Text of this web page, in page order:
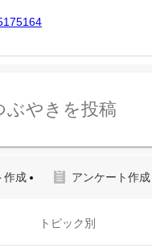
4
ぶやきを投稿
作成 アンケート作成
トピック別